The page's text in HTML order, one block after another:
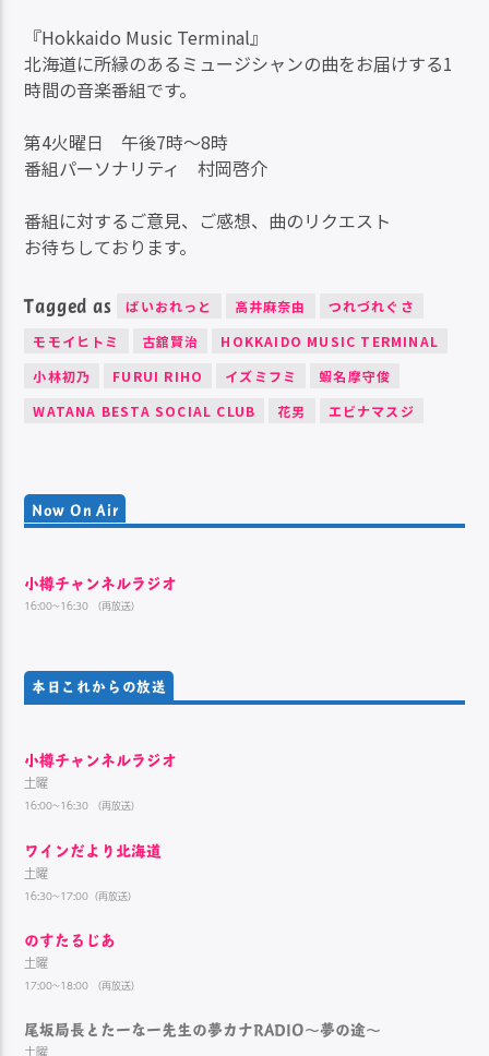
『Hokkaido Music Terminal』
北海道に所縁のあるミュージシャンの曲をお届けする1
時間の音楽番組です。
第4火曜日 午後7時〜8時
番組パーソナリティ 村岡啓介
番組に対するご意見、ご感想、曲のリクエスト
お待ちしております。
Tagged as ばいおれっと 高井麻奈由
つれづれぐさ
モモイヒトミ
古舘賢治
HOKKAIDO MUSIC TERMINAL
小林初乃
FURUI RIHO イズミフミ
蝦名摩守俊
WATANA BESTA SOCIAL CLUB
花男 エビナマスジ
Now On Air
小樽チャンネルラジオ
16:00~16:30 （再放送）
本日これからの放送
小樽チャンネルラジオ
土曜
16:00~16:30 （再放送）
ワインだより北海道
土曜
16:30~17:00（再放送）
のすたるじあ
土曜
17:00~18:00 （再放送）
尾坂局長とたーなー先生の夢カナRADIO～夢の途～
土曜